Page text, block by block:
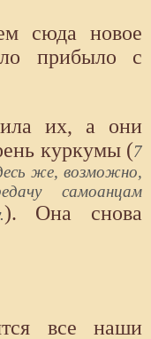
сюда новое
прибыло с
их, а они
куркумы (7
же, возможно,
самоанцам
). Она снова
все наши